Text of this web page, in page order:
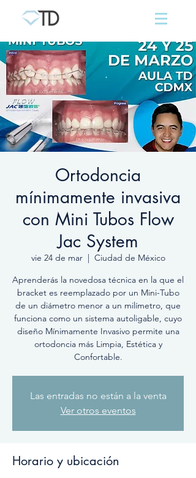
Ortodoncia
mínimamente invasiva
con Mini Tubos Flow
Jac System
vie 24 de mar
  |
Ciudad de México
Aprenderás la novedosa técnica en la que el
bracket es reemplazado por un Mini-Tubo
de un diámetro menor a un milímetro, que
funciona como un sistema autoligable, cuyo
diseño Mínimamente Invasivo permite una
ortodoncia más Limpia, Estética y
Confortable.
Las entradas no están a la venta
Ver otros eventos
Horario y ubicación